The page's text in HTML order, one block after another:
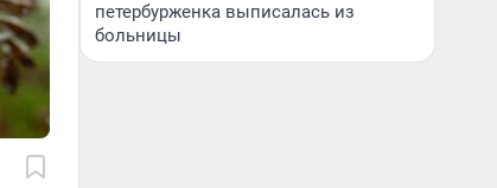
петербурженка выписалась из
больницы